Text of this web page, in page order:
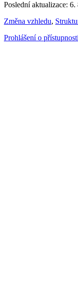
Poslední aktualizace: 6.
Změna vzhledu,
Prohlášení o přístupnosti